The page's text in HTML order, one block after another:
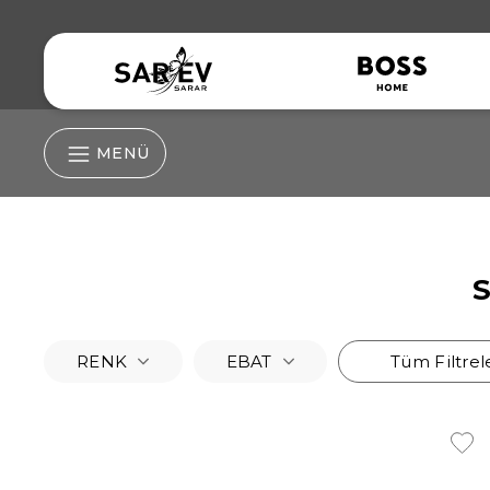
MENÜ
Nevresim Takımı
Tüm
RENK EBAT